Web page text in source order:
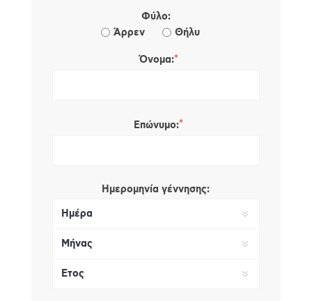
Φύλο:
Άρρεν
Θήλυ
Όνομα:*
Επώνυμο:*
Ημερομηνία γέννησης: